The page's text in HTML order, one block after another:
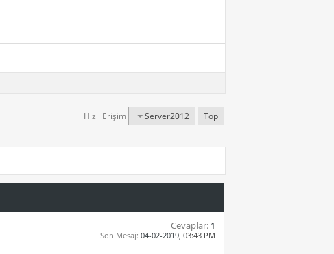
Hızlı Erişim Server2012 Top
Cevaplar: 1
Son Mesaj: 04-02-2019, 03:43 PM